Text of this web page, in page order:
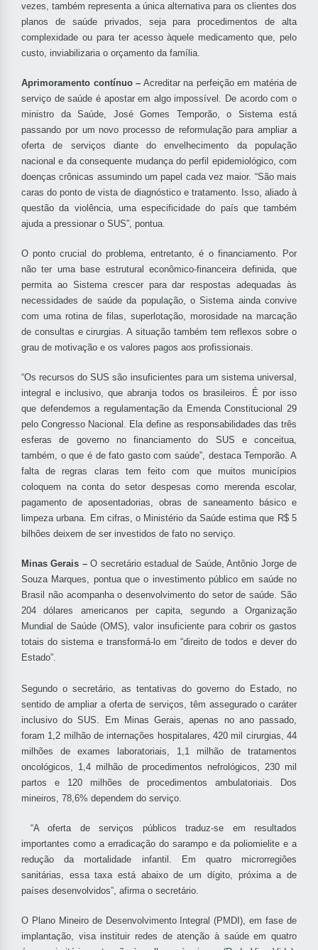
vezes, também representa a única alternativa para os clientes dos
planos de saúde privados, seja para procedimentos de alta
complexidade ou para ter acesso àquele medicamento que, pelo
custo, inviabilizaria o orçamento da família.
Aprimoramento contínuo – Acreditar na perfeição em matéria de
serviço de saúde é apostar em algo impossível. De acordo com o
ministro da Saúde, José Gomes Temporão, o Sistema está
passando por um novo processo de reformulação para ampliar a
oferta de serviços diante do envelhecimento da população
nacional e da consequente mudança do perfil epidemiológico, com
doenças crônicas assumindo um papel cada vez maior. “São mais
caras do ponto de vista de diagnóstico e tratamento. Isso, aliado à
questão da violência, uma especificidade do país que também
ajuda a pressionar o SUS”, pontua.
O ponto crucial do problema, entretanto, é o financiamento. Por
não ter uma base estrutural econômico-financeira definida, que
permita ao Sistema crescer para dar respostas adequadas às
necessidades de saúde da população, o Sistema ainda convive
com uma rotina de filas, superlotação, morosidade na marcação
de consultas e cirurgias. A situação também tem reflexos sobre o
grau de motivação e os valores pagos aos profissionais.
“Os recursos do SUS são insuficientes para um sistema universal,
integral e inclusivo, que abranja todos os brasileiros. É por isso
que defendemos a regulamentação da Emenda Constitucional 29
pelo Congresso Nacional. Ela define as responsabilidades das três
esferas de governo no financiamento do SUS e conceitua,
também, o que é de fato gasto com saúde”, destaca Temporão. A
falta de regras claras tem feito com que muitos municípios
coloquem na conta do setor despesas como merenda escolar,
pagamento de aposentadorias, obras de saneamento básico e
limpeza urbana. Em cifras, o Ministério da Saúde estima que R$ 5
bilhões deixem de ser investidos de fato no serviço.
Minas Gerais –O secretário estadual de Saúde, Antônio Jorge de
Souza Marques, pontua que o investimento público em saúde no
Brasil não acompanha o desenvolvimento do setor de saúde. São
204 dólares americanos per capita, segundo a Organização
Mundial de Saúde (OMS), valor insuficiente para cobrir os gastos
totais do sistema e transformá-lo em “direito de todos e dever do
Estado”.
Segundo o secretário, as tentativas do governo do Estado, no
sentido de ampliar a oferta de serviços, têm assegurado o caráter
inclusivo do SUS. Em Minas Gerais, apenas no ano passado,
foram 1,2 milhão de internações hospitalares, 420 mil cirurgias, 44
milhões de exames laboratoriais, 1,1 milhão de tratamentos
oncológicos, 1,4 milhão de procedimentos nefrológicos, 230 mil
partos e 120 milhões de procedimentos ambulatoriais. Dos
mineiros, 78,6% dependem do serviço.
“A oferta de serviços públicos traduz-se em resultados
importantes como a erradicação do sarampo e da poliomielite e a
redução da mortalidade infantil. Em quatro microrregiões
sanitárias, essa taxa está abaixo de um dígito, próxima a de
países desenvolvidos”, afirma o secretário.
O Plano Mineiro de Desenvolvimento Integral (PMDI), em fase de
implantação, visa instituir redes de atenção à saúde em quatro